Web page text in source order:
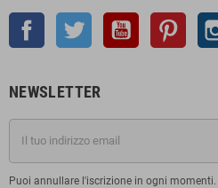
Facebook Twitter YouTube
NEWSLETTER
Puoi annullare l'iscrizione in ogni